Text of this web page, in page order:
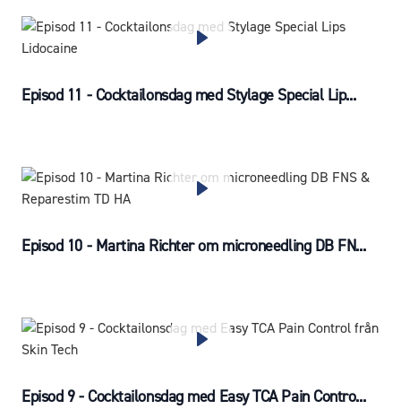
Episod 11 - Cocktailonsdag med Stylage Special Lip...
Episod 10 - Martina Richter om microneedling DB FN...
Episod 9 - Cocktailonsdag med Easy TCA Pain Contro...